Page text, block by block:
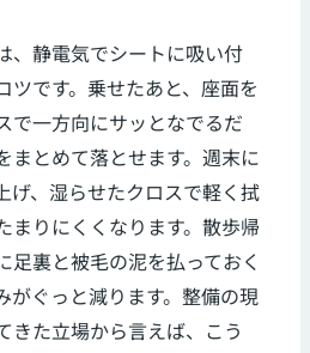
、静電気でシートに吸い付
ツです。乗せたあと、座面を
で一方向にサッとなでるだ
まとめて落とせます。週末に
げ、湿らせたクロスで軽く拭
まりにくくなります。散歩帰
足裏と被毛の泥を払っておく
がぐっと減ります。整備の現
きた立場から言えば、こう